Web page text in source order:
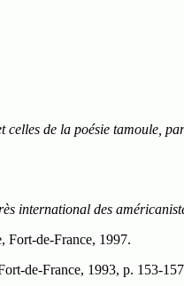
de la poésie tamoule,
international des
Fort-de-France, 1997.
de-France, 1993, p. 153-